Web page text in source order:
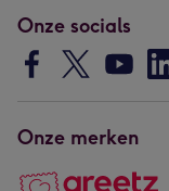
Onze socials
Onze merken